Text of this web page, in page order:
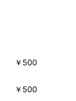
￥500
￥500